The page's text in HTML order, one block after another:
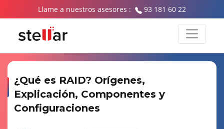
Llame a nuestros asesores : 93 181 60 22
¿Qué es RAID? Orígenes,
Explicación, Componentes y
Configuraciones